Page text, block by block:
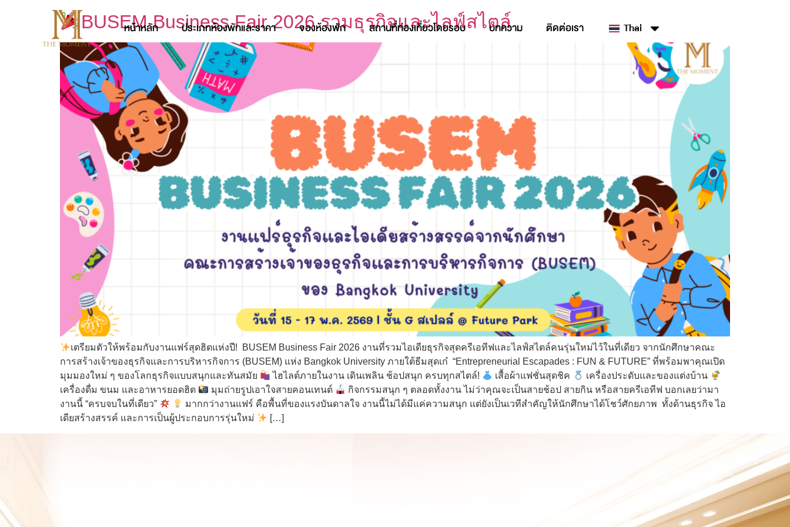
หน้าหลัก ประเภทห้องพักและราคา จองห้องพัก สถานที่ท่องเที่ยวโดยรอบ บทความ ติดต่อเรา Thai
BUSEM Business Fair 2026 รวมธุรกิจและไลฟ์สไตล์
เตรียมตัวให้พร้อมกับงานแฟร์สุดฮิตแห่งปี! BUSEM Business Fair 2026 งานที่รวมไอเดียธุรกิจสุดครีเอทีฟและไลฟ์สไตล์คนรุ่นใหม่ไว้ในที่เดียว จากนักศึกษาคณะ
การสร้างเจ้าของธุรกิจและการบริหารกิจการ (BUSEM) แห่ง Bangkok University ภายใต้ธีมสุดเก๋ “Entrepreneurial Escapades : FUN & FUTURE” ที่พร้อมพาคุณเปิด
มุมมองใหม่ ๆ ของโลกธุรกิจแบบสนุกและทันสมัย
ไฮไลต์ภายในงาน เดินเพลิน ช้อปสนุก ครบทุกสไตล์! เสื้อผ้าแฟชั่นสุดชิค
เครื่องประดับและของแต่งบ้าน
เครื่องดื่ม ขนม และอาหารยอดฮิต
มุมถ่ายรูปเอาใจสายคอนเทนต์
กิจกรรมสนุก ๆ ตลอดทั้งงาน ไม่ว่าคุณจะเป็นสายช้อป สายกิน หรือสายครีเอทีฟ บอกเลยว่ามา
งานนี้ “ครบจบในที่เดียว”
มากกว่างานแฟร์ คือพื้นที่ของแรงบันดาลใจ งานนี้ไม่ได้มีแค่ความสนุก แต่ยังเป็นเวทีสำคัญให้นักศึกษาได้โชว์ศักยภาพ ทั้งด้านธุรกิจ ไอ
เดียสร้างสรรค์ และการเป็นผู้ประกอบการรุ่นใหม่
[…]